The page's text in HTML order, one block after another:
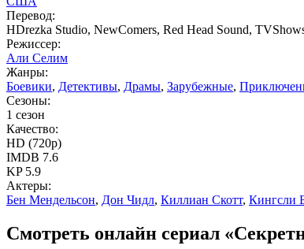
Перевод:
HDrezka Studio, NewComers, Red Head Sound,
Режиссер:
Али Селим
Жанры:
Боевики, Детективы, Драмы, Зарубежные,
Сезоны:
1 сезон
Качество:
HD (720p)
IMDB 7.6
KP5.9
Актеры:
Бен Мендельсон, Дон Чидл, Киллиан Скотт, Кингсли
Смотреть онлайн сериал